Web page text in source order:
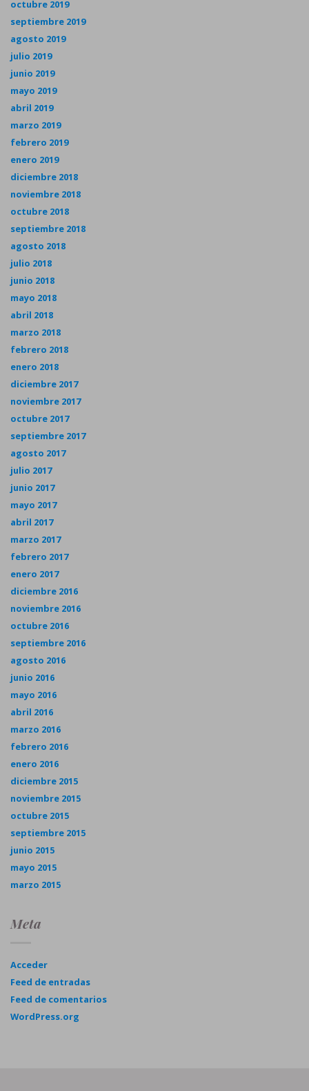
octubre 2019
septiembre 2019
agosto 2019
julio 2019
junio 2019
mayo 2019
abril 2019
marzo 2019
febrero 2019
enero 2019
diciembre 2018
noviembre 2018
octubre 2018
septiembre 2018
agosto 2018
julio 2018
junio 2018
mayo 2018
abril 2018
marzo 2018
febrero 2018
enero 2018
diciembre 2017
noviembre 2017
octubre 2017
septiembre 2017
agosto 2017
julio 2017
junio 2017
mayo 2017
abril 2017
marzo 2017
febrero 2017
enero 2017
diciembre 2016
noviembre 2016
octubre 2016
septiembre 2016
agosto 2016
junio 2016
mayo 2016
abril 2016
marzo 2016
febrero 2016
enero 2016
diciembre 2015
noviembre 2015
octubre 2015
septiembre 2015
junio 2015
mayo 2015
marzo 2015
Meta
Acceder
Feed de entradas
Feed de comentarios
WordPress.org